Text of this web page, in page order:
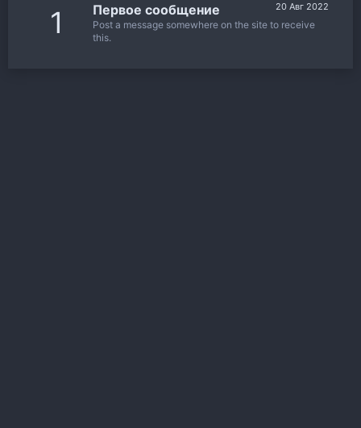
1 20 Авг 2022
Первое сообщение
Post a message somewhere on the site to receive
this.